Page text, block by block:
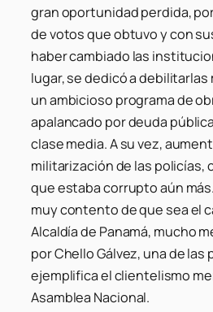
gran oportunidad perdida,
de votos que obtuvo y con
haber cambiado las
lugar, se dedicó a
un ambicioso programa de
apalancado por deuda
clase media. A su vez,
militarización de las policías,
que estaba corrupto aún
muy contento de que sea el
Alcaldía de Panamá, mucho
por Chello Gálvez, una de las
ejemplifica el clientelismo
Asamblea Nacional.